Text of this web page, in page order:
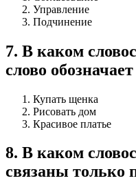
Управление
Подчинение
7. В каком
слово
Купать щенка
Рисовать дом
Красивое платье
8. В каком
связаны только